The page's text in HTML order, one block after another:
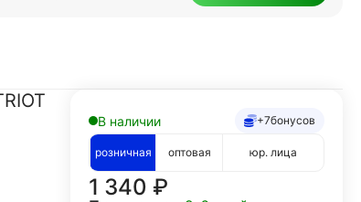
В наличии +7бонусов
розничная оптовая юр. лица
1 340 ₽